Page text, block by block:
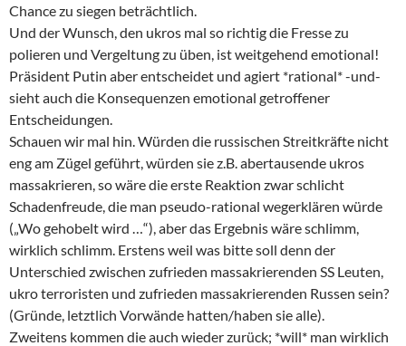
Chance zu siegen beträchtlich.
Und der Wunsch, den ukros mal so richtig die Fresse zu
polieren und Vergeltung zu üben, ist weitgehend emotional!
Präsident Putin aber entscheidet und agiert *rational* -und-
sieht auch die Konsequenzen emotional getroffener
Entscheidungen.
Schauen wir mal hin. Würden die russischen Streitkräfte nicht
eng am Zügel geführt, würden sie z.B. abertausende ukros
massakrieren, so wäre die erste Reaktion zwar schlicht
Schadenfreude, die man pseudo-rational wegerklären würde
(„Wo gehobelt wird …“), aber das Ergebnis wäre schlimm,
wirklich schlimm. Erstens weil was bitte soll denn der
Unterschied zwischen zufrieden massakrierenden SS Leuten,
ukro terroristen und zufrieden massakrierenden Russen sein?
(Gründe, letztlich Vorwände hatten/haben sie alle).
Zweitens kommen die auch wieder zurück; *will* man wirklich